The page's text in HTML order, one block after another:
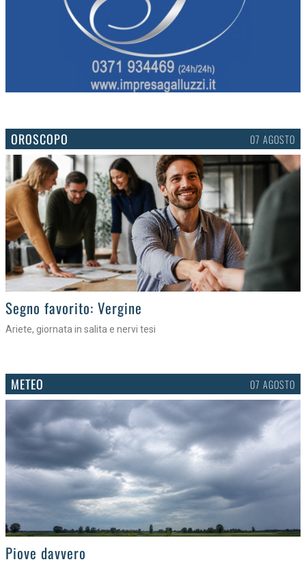
OROSCOPO 07 AGOSTO
>
Segno favorito: Vergine
Ariete, giornata in salita e nervi tesi
METEO 07 AGOSTO
>
Piove davvero